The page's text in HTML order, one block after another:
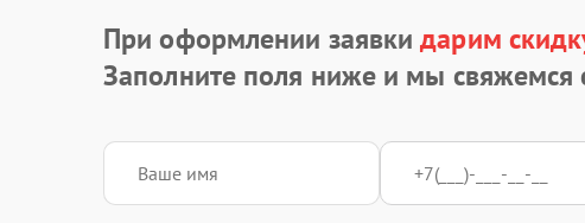
Ремонт системы охлаждения
Замена процессора
При оформлении заявкидарим
Заполните поля ниже и мы